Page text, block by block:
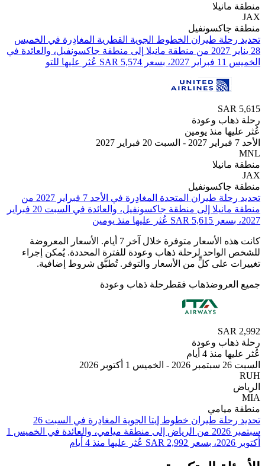
جاكسونفيل
تحديد رحلة طيران ⁦الخطوط الجوية القطرية⁩ المغادِرة في ⁦الخميس
28 يناير 2027⁩ من ⁦منطقة مانيلا⁩ إلى ⁦منطقة جاكسونفيل⁩، والعائدة في
وعودة
منذ يومين
جاكسونفيل
تحديد رحلة طيران ⁦المتحدة⁩ المغادِرة في ⁦الأحد 7 فبراير 2027⁩ من
⁦منطقة مانيلا⁩ إلى ⁦منطقة جاكسونفيل⁩، والعائدة في ⁦السبت 20 فبراير
كانت هذه الأسعار متوفرة خلال آخر 7 أيام. الأسعار المعروضة
لرحلة ذهاب وعودة للفترة المحددة. يُمكن إجراء
على كلٍّ من الأسعار والتوفر. تُطبَّق شروط إضافية.
ذهاب فقطرحلة ذهاب وعودة
وعودة
4 أيام
ميامي
تحديد رحلة طيران ⁦خطوط إيتا الجوية⁩ المغادِرة في ⁦السبت 26
سبتمبر 2026⁩ من ⁦الرياض⁩ إلى ⁦منطقة ميامي⁩، والعائدة في ⁦الخميس 1